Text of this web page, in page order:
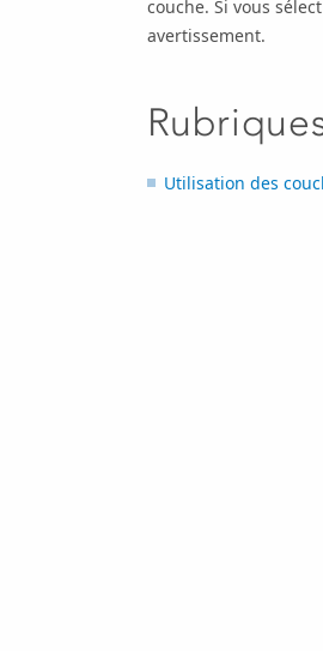
couche. Si vous
avertissement.
Utilisation des